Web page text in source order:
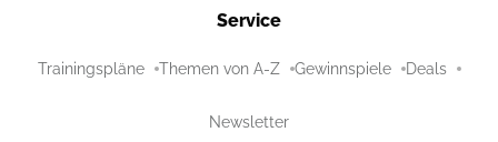
Service
Trainingspläne Themen von A-Z Gewinnspiele Deals
Newsletter